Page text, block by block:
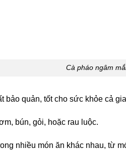
Cà pháo ngâm
bảo quản, tốt cho sức khỏe cả
bún, gỏi, hoặc rau luộc.
nhiều món ăn khác nhau, từ